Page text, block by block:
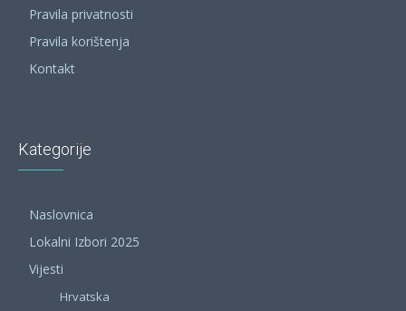
Pravila privatnosti
Pravila korištenja
Kontakt
Kategorije
Naslovnica
Lokalni Izbori 2025
Vijesti
Hrvatska